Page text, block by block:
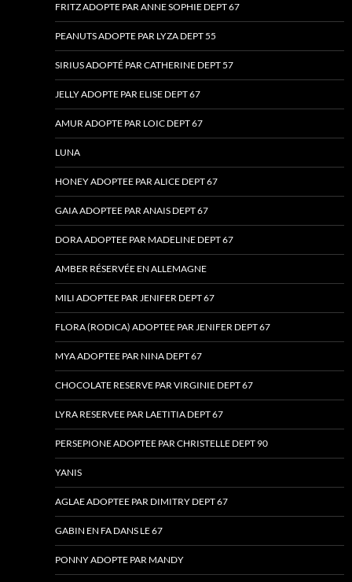
FRITZ ADOPTE PAR ANNE SOPHIE DEPT 67
PEANUTS ADOPTE PAR LYZA DEPT 55
SIRIUS ADOPTÉ PAR CATHERINE DEPT 57
JELLY ADOPTE PAR ELISE DEPT 67
AMUR ADOPTE PAR LOIC DEPT 67
LUNA
HONEY ADOPTEE PAR ALICE DEPT 67
GAIA ADOPTEE PAR ANAIS DEPT 67
DORA ADOPTEE PAR MADELINE DEPT 67
AMBER RÉSERVÉE EN ALLEMAGNE
MILI ADOPTEE PAR JENIFER DEPT 67
FLORA (RODICA) ADOPTEE PAR JENIFER DEPT 67
MYA ADOPTEE PAR NINA DEPT 67
CHOCOLATE RESERVE PAR VIRGINIE DEPT 67
LYRA RESERVEE PAR LAETITIA DEPT 67
PERSEPIONE ADOPTEE PAR CHRISTELLE DEPT 90
YANIS
AGLAE ADOPTEE PAR DIMITRY DEPT 67
GABIN EN FA DANS LE 67
PONNY ADOPTE PAR MANDY